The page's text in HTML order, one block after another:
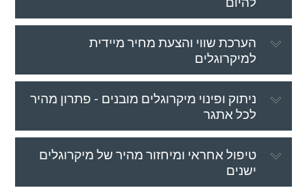
הערכת שווי והצעת מחיר מיידית
למיקרוגלים
ניתוק ופינוי מיקרוגלים מובנים - פתרון מהיר
לכל אתגר
טיפול אחראי ומיחזור מהיר של מיקרוגלים
ישנים